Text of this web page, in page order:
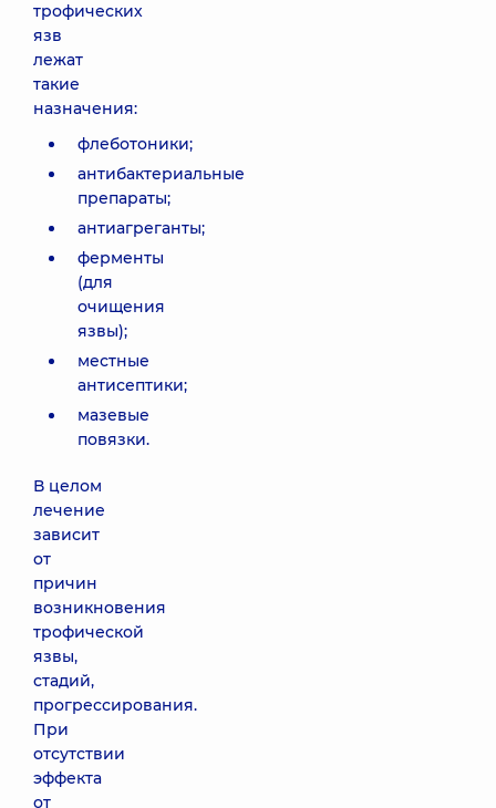
трофических
язв
лежат
такие
назначения:
флеботоники;
антибактериальные
препараты;
антиагреганты;
ферменты
(для
очищения
язвы);
местные
антисептики;
мазевые
повязки.
В целом
лечение
зависит
от
причин
возникновения
трофической
язвы,
стадий,
прогрессирования.
При
отсутствии
эффекта
от